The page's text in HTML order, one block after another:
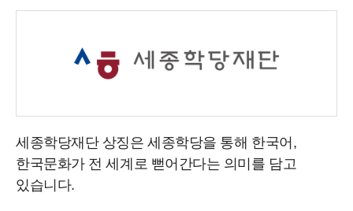
세종학당재단 상징은 세종학당을 통해 한국어,
한국문화가 전 세계로 뻗어간다는 의미를 담고
있습니다.